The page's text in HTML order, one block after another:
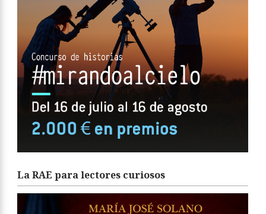
La RAE para lectores curiosos